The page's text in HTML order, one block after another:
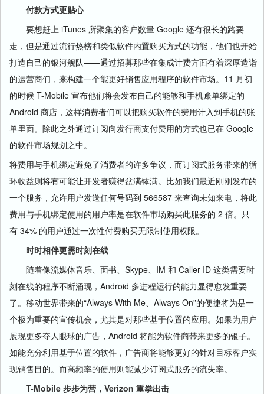
付款方式更贴心
要想赶上 iTunes 所聚集的客户数量 Google 还有很长的路要
走，但是通过流行热榜和类似软件内置购买方式的功能，他们也开始
打造自己的银河舰队——通过招募那些在集成计费方面有着深厚造诣
的运营商们，来构建一个能更好销售应用程序的软件市场。11 月初
的时候 T-Mobile 宣布他们将会发布自己的能够和手机账单绑定的
Android 商店，这样消费者们可以把购买软件的费用计入到手机的账
单里面。除此之外通过订阅向发行商支付费用的方式也已在 Google
的软件市场规划之中。
将费用与手机绑定避免了消费者的许多争议，而订阅式服务带来的循
环收益则将有可能让开发者赚得盆满钵满。比如我们最近刚刚发布的
一个服务，允许用户发送任何号码到 566587 来查询未知来电，将此
费用与手机绑定使用的用户率是在软件市场购买此服务的 2 倍。只
有 34% 的用户通过一次性付费购买无限制使用权限。
时时相伴更需时刻在线
随着像流媒体音乐、面书、Skype、IM 和 Caller ID 这类需要时
刻在线的程序不断涌现，Android 多进程运行的能力显得愈发重要
了。移动世界带来的“Always With Me、Always On”的便捷将为是一
个极为重要的宣传机会，尤其是对那些基于位置的应用。如果为用户
展现更多夺人眼球的广告，Android 将能为软件商带来更多的银子。
如能充分利用基于位置的软件，广告商将能够更好的针对目标客户实
现销售目的。而高频率的使用则能减少订阅式服务的流失率。
T-Mobile 步步为营，Verizon 重拳出击